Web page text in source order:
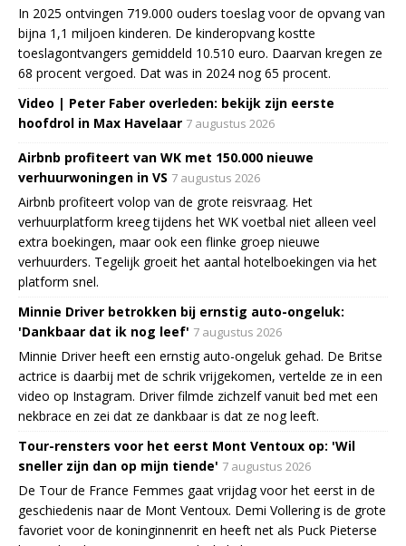
In 2025 ontvingen 719.000 ouders toeslag voor de opvang van
bijna 1,1 miljoen kinderen. De kinderopvang kostte
toeslagontvangers gemiddeld 10.510 euro. Daarvan kregen ze
68 procent vergoed. Dat was in 2024 nog 65 procent.
Video | Peter Faber overleden: bekijk zijn eerste
hoofdrol in Max Havelaar 7 augustus 2026
Airbnb profiteert van WK met 150.000 nieuwe
verhuurwoningen in VS 7 augustus 2026
Airbnb profiteert volop van de grote reisvraag. Het
verhuurplatform kreeg tijdens het WK voetbal niet alleen veel
extra boekingen, maar ook een flinke groep nieuwe
verhuurders. Tegelijk groeit het aantal hotelboekingen via het
platform snel.
Minnie Driver betrokken bij ernstig auto-ongeluk:
'Dankbaar dat ik nog leef' 7 augustus 2026
Minnie Driver heeft een ernstig auto-ongeluk gehad. De Britse
actrice is daarbij met de schrik vrijgekomen, vertelde ze in een
video op Instagram. Driver filmde zichzelf vanuit bed met een
nekbrace en zei dat ze dankbaar is dat ze nog leeft.
Tour-rensters voor het eerst Mont Ventoux op: 'Wil
sneller zijn dan op mijn tiende' 7 augustus 2026
De Tour de France Femmes gaat vrijdag voor het eerst in de
geschiedenis naar de Mont Ventoux. Demi Vollering is de grote
favoriet voor de koninginnenrit en heeft net als Puck Pieterse